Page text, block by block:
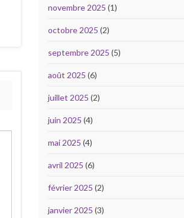
novembre 2025 (1)
octobre 2025 (2)
septembre 2025 (5)
août 2025 (6)
juillet 2025 (2)
juin 2025 (4)
mai 2025 (4)
avril 2025 (6)
février 2025 (2)
janvier 2025 (3)